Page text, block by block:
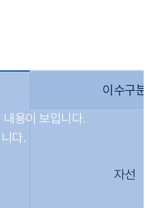
이수구분
자선